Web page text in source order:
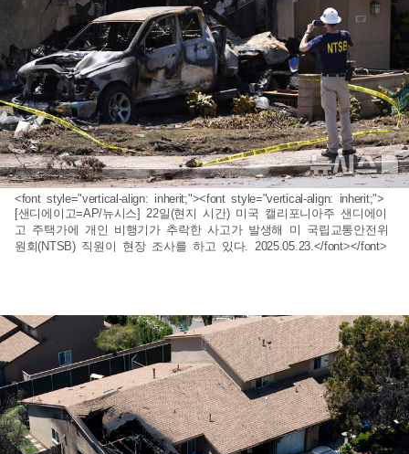
<font style="vertical-align: inherit;"><font style="vertical-align: inherit;">
[샌디에이고=AP/뉴시스] 22일(현지 시간) 미국 캘리포니아주 샌디에이
고 주택가에 개인 비행기가 추락한 사고가 발생해 미 국립교통안전위
원회(NTSB) 직원이 현장 조사를 하고 있다. 2025.05.23.</font></font>